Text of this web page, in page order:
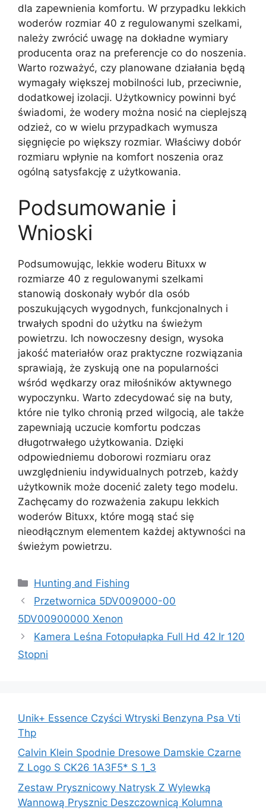
dla zapewnienia komfortu. W przypadku lekkich
woderów rozmiar 40 z regulowanymi szelkami,
należy zwrócić uwagę na dokładne wymiary
producenta oraz na preferencje co do noszenia.
Warto rozważyć, czy planowane działania będą
wymagały większej mobilności lub, przeciwnie,
dodatkowej izolacji. Użytkownicy powinni być
świadomi, że wodery można nosić na cieplejszą
odzież, co w wielu przypadkach wymusza
sięgnięcie po większy rozmiar. Właściwy dobór
rozmiaru wpłynie na komfort noszenia oraz
ogólną satysfakcję z użytkowania.
Podsumowanie i
Wnioski
Podsumowując, lekkie woderu Bituxx w
rozmiarze 40 z regulowanymi szelkami
stanowią doskonały wybór dla osób
poszukujących wygodnych, funkcjonalnych i
trwałych spodni do użytku na świeżym
powietrzu. Ich nowoczesny design, wysoka
jakość materiałów oraz praktyczne rozwiązania
sprawiają, że zyskują one na popularności
wśród wędkarzy oraz miłośników aktywnego
wypoczynku. Warto zdecydować się na buty,
które nie tylko chronią przed wilgocią, ale także
zapewniają uczucie komfortu podczas
długotrwałego użytkowania. Dzięki
odpowiedniemu doborowi rozmiaru oraz
uwzględnieniu indywidualnych potrzeb, każdy
użytkownik może docenić zalety tego modelu.
Zachęcamy do rozważenia zakupu lekkich
woderów Bituxx, które mogą stać się
nieodłącznym elementem każdej aktywności na
świeżym powietrzu.
Kategorie
Hunting and Fishing
Przetwornica 5DV009000-00
5DV00900000 Xenon
Kamera Leśna Fotopułapka Full Hd 42 Ir 120
Stopni
Unik+ Essence Czyści Wtryski Benzyna Psa Vti
Thp
Calvin Klein Spodnie Dresowe Damskie Czarne
Z Logo S CK26 1A3F5* S 1_3
Zestaw Prysznicowy Natrysk Z Wylewką
Wannową Prysznic Deszczownicą Kolumna